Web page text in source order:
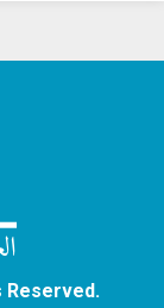
Reserved.